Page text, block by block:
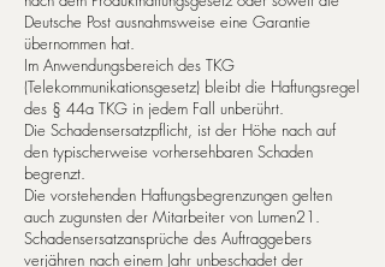
Deut­sche Post ausnahmsweise eine Garantie
übernommen hat.
Im Anwendungsbereich des TKG
(Telekommunikationsgesetz) bleibt die Haftungsregel
des § 44a TKG in jedem Fall unberührt.
Die Scha­dens­er­satz­pflicht, ist der Hö­he nach auf
den typischerweise vorhersehbaren Schaden
begrenzt.
Die vorstehenden Haftungsbegrenzungen gelten
auch zugunsten der Mitarbeiter von Lumen21.
Schadensersatzansprüche des Auftraggebers
verjähren nach einem Jahr unbeschadet der